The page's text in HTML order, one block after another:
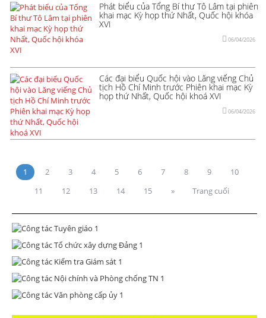
Phát biểu của Tổng Bí thư Tô Lâm tại phiên
khai mạc Kỳ họp thứ Nhất, Quốc hội khóa
XVI
06/04/2026
Các đại biểu Quốc hội vào Lăng viếng Chủ
tịch Hồ Chí Minh trước Phiên khai mạc Kỳ
họp thứ Nhất, Quốc hội khoá XVI
06/04/2026
1 2 3 4 5 6 7 8 9
10
11
12 13 14 15 » Trang cuối